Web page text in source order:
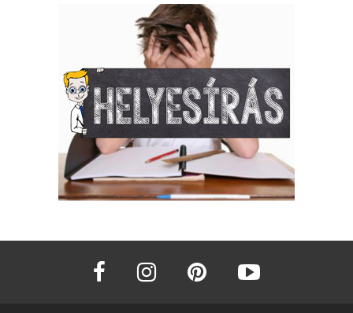
facebook instagram